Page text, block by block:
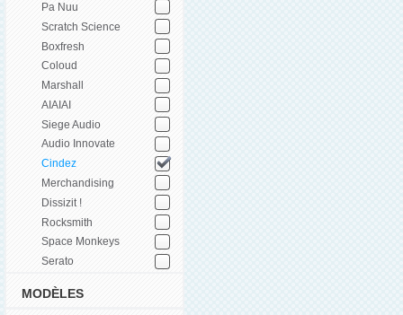
Pa Nuu
Scratch Science
Boxfresh
Coloud
Marshall
AIAIAI
Siege Audio
Audio Innovate
Cindez
Merchandising
Dissizit !
Rocksmith
Space Monkeys
Serato
MODÈLES